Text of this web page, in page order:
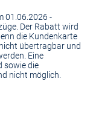
01.06.2026 -
Der Rabatt wird
die Kundenkarte
übertragbar und
Eine
sowie die
nicht möglich.